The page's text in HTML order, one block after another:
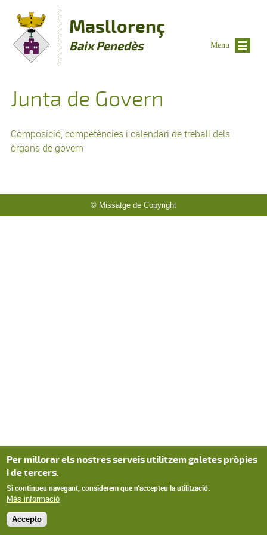
Masllorenç
Baix Penedès
Junta de Govern
Composició, competències i calendari de treball dels
òrgans de govern
© Missatge de Copyright
Menu
Per millorar els nostres serveis utilitzem galetes pròpies
i de tercers.
Si continueu navegant, considerem que n'accepteu la utilització.
Més informació
Accepto